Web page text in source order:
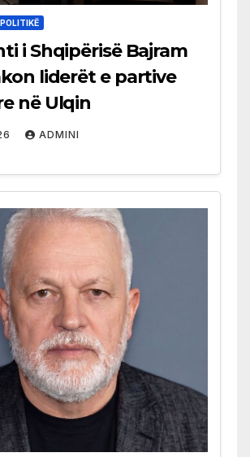
POLITIKË
i Shqipërisë Bajram
liderët e partive
në Ulqin
ADMINI